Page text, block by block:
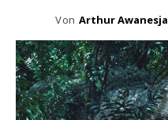
Von Arthur